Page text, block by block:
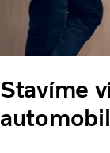
Stavíme